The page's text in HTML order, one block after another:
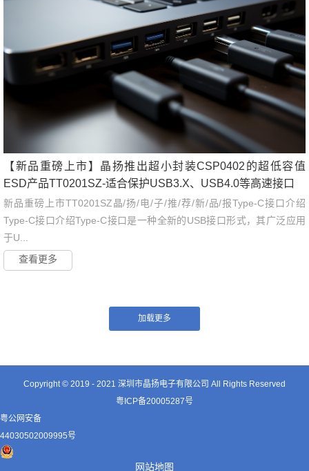
【新品重磅上市】晶扬推出超小封装CSP0402的超低容值
ESD产品TT0201SZ-适合保护USB3.X、USB4.0等高速接口
新品重磅上市TT0201SZ晶/扬/电/子/推/荐/新/品/报Type-C接口介绍
Type-C接口介绍Type-C接口是一种全新的USB接口形式，其广泛应用
于U...
查看更多
Copyright © 2019 - 2021 深圳市晶扬电子有限公司 All Rights Reserved
粤ICP备20005287号
粤公网安备
44030502009995号
网站地图